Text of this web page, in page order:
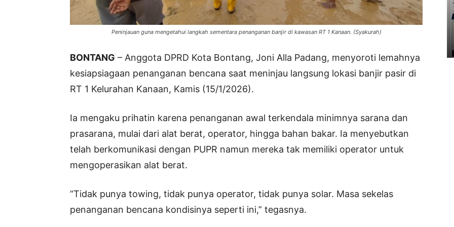
Peninjauan guna mengetahui langkah sementara penanganan banjir di kawasan RT 1 Kanaan. (Syakurah)
BONTANG – Anggota DPRD Kota Bontang, Joni Alla Padang, menyoroti lemahnya
kesiapsiagaan penanganan bencana saat meninjau langsung lokasi banjir pasir di
RT 1 Kelurahan Kanaan, Kamis (15/1/2026).
Ia mengaku prihatin karena penanganan awal terkendala minimnya sarana dan
prasarana, mulai dari alat berat, operator, hingga bahan bakar. Ia menyebutkan
telah berkomunikasi dengan PUPR namun mereka tak memiliki operator untuk
mengoperasikan alat berat.
“Tidak punya towing, tidak punya operator, tidak punya solar. Masa sekelas
penanganan bencana kondisinya seperti ini,” tegasnya.